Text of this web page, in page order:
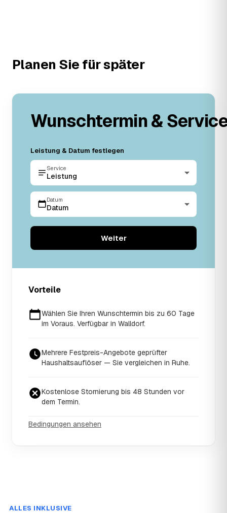
Planen Sie für später
Wunschtermin &
Leistung & Datum festlegen
Service
Leistung
Datum
Datum
Weiter
Vorteile
Wählen Sie Ihren Wunschtermin bis zu 60 Tage
im Voraus. Verfügbar in Walldorf.
Mehrere Festpreis-Angebote geprüfter
Haushaltsauflöser — Sie vergleichen in Ruhe.
Kostenlose Stornierung bis 48 Stunden vor
dem Termin.
Bedingungen ansehen
ALLES INKLUSIVE